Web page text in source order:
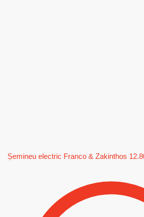
Șemineu electric Franco & Zakinthos